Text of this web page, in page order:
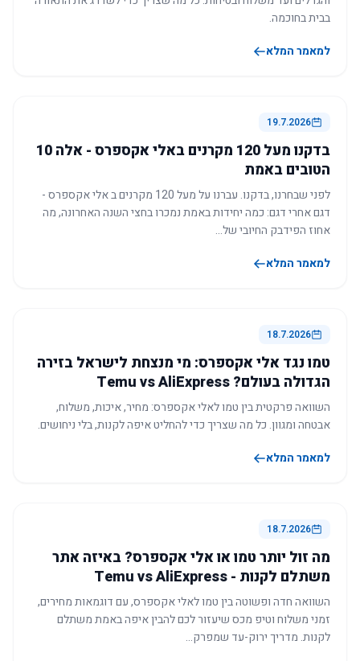
בבית בחוכמה.
למאמר המלא
19.7.2026
בדקנו מעל 120 מקרנים באלי אקספרס - אלה 10
הטובים באמת
לפני שבחרנו, בדקנו. עברנו על מעל 120 מקרנים ב אלי אקספרס -
דגם אחרי דגם: כמה יחידות באמת נמכרו בחצי השנה האחרונה, מה
אחוז הפידבק החיובי של…
למאמר המלא
18.7.2026
טמו נגד אלי אקספרס: מי מנצחת לישראל בזירה
הגדולה בעולם? Temu vs AliExpress
השוואה פרקטית בין טמו לאלי אקספרס: מחיר, איכות, משלוח,
אבטחה ומגוון. כל מה שצריך כדי להחליט איפה לקנות, בלי ניחושים.
למאמר המלא
18.7.2026
מה זול יותר טמו או אלי אקספרס? באיזה אתר
משתלם לקנות - Temu vs AliExpress
השוואה חדה ופשוטה בין טמו לאלי אקספרס, עם דוגמאות מחירים,
זמני משלוח וטיפ מכס שיעזור לכם להבין איפה באמת משתלם
לקנות. מדריך ירוק-עד שמפרק…